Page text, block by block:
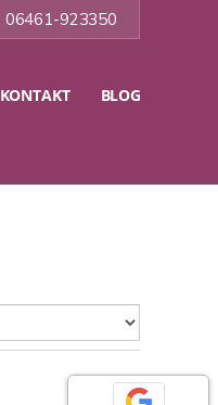
06461-923350
KONTAKT BLOG